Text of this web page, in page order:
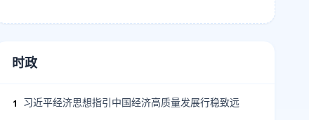
时政
1 习近平经济思想指引中国经济高质量发展行稳致远